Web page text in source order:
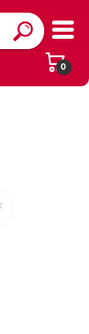
0
Ingresar Codigo